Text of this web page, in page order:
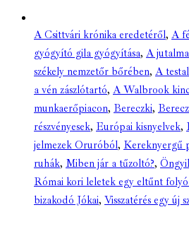
A Csittvári krónika eredetéről, A
gyógyító gila gyógyítása, A
székely nemzetőr bőrében, A
a vén zászlótartó, A Walbrook
munkaerőpiacon, Bereczki,
részvényesek, Európai kisnyelvek,
jelmezek Oruróból, Kereknyergű
ruhák, Miben jár a tűzoltó?,
Római kori leletek egy eltűnt
bizakodó Jókai, Visszatérés egy új